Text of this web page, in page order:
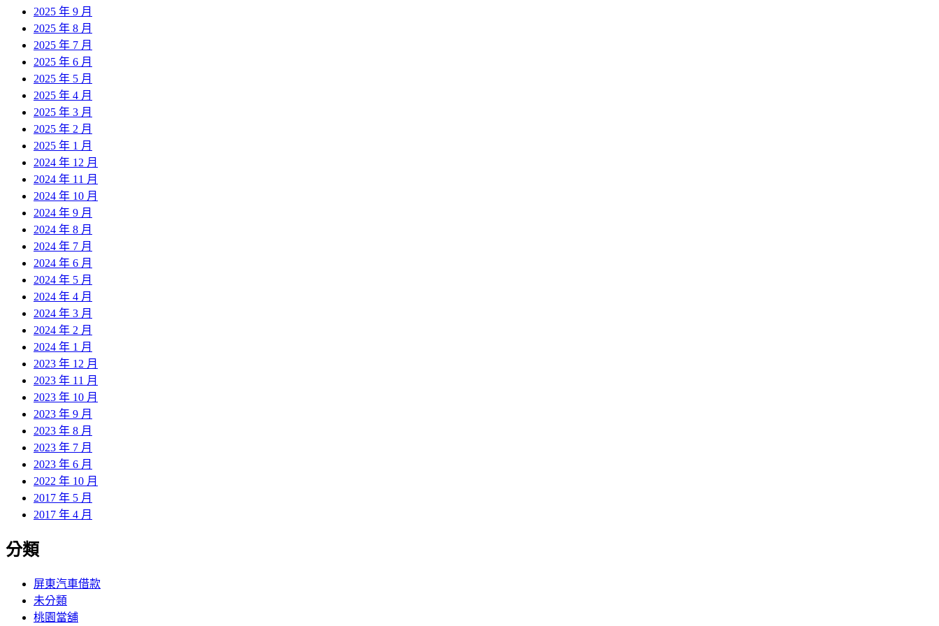
2025 年 9 月
2025 年 8 月
2025 年 7 月
2025 年 6 月
2025 年 5 月
2025 年 4 月
2025 年 3 月
2025 年 2 月
2025 年 1 月
2024 年 12 月
2024 年 11 月
2024 年 10 月
2024 年 9 月
2024 年 8 月
2024 年 7 月
2024 年 6 月
2024 年 5 月
2024 年 4 月
2024 年 3 月
2024 年 2 月
2024 年 1 月
2023 年 12 月
2023 年 11 月
2023 年 10 月
2023 年 9 月
2023 年 8 月
2023 年 7 月
2023 年 6 月
2022 年 10 月
2017 年 5 月
2017 年 4 月
分類
屏東汽車借款
未分類
桃園當舖